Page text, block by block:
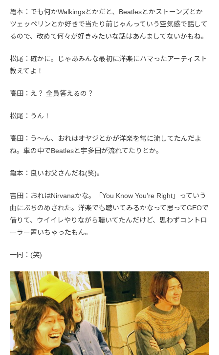
亀本：でも何かWalkingsとかだと、Beatlesとかストーンズとか
ツェッペリンとか好きで当たり前じゃんっていう空気感で話して
るので、改めて何々が好きみたいな話はあんましてないかもね。
松尾：確かに。じゃあみんな最初に洋楽にハマったアーティスト
教えてよ！
高田：え？ 全員答えるの？
松尾：うん！
高田：う〜ん、おれはオヤジとかが洋楽を常に流してたんだよ
ね。車の中でBeatlesと宇多田が流れてたりとか。
亀本：良いお父さんだね(笑)。
吉田：おれはNirvanaかな。「You Know You’re Right」っていう
曲にぶちのめされた。洋楽でも聴いてみるかなって思ってGEOで
借りて、ウイイレやりながら聴いてたんだけど、思わずコントロ
ーラー置いちゃったもん。
一同：(笑)